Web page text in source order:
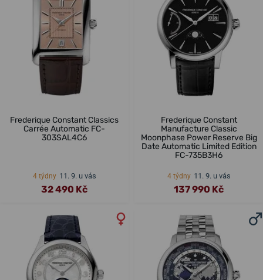
Frederique Constant Classics
Carrée Automatic FC-
303SAL4C6
4 týdny 11. 9. u vás
32 490 Kč
Frederique Constant
Manufacture Classic
Moonphase Power Reserve Big
Date Automatic Limited Edition
FC-735B3H6
4 týdny 11. 9. u vás
137 990 Kč